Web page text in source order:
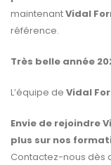
maintenantVidal
référence.
Très belle année
L’équipe de Vidal
Envie de rejoindre
plus sur nos
Contactez-nous dès